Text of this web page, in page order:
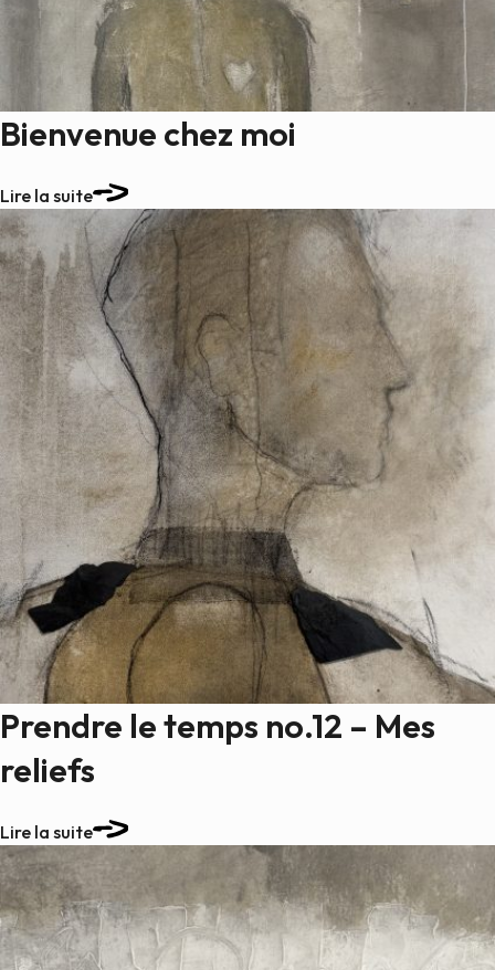
Bienvenue chez moi
Lire la suite
Prendre le temps no.12 – Mes
reliefs
Lire la suite